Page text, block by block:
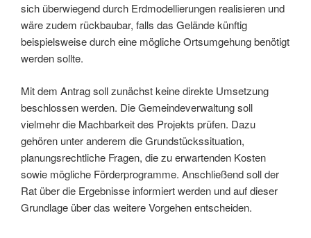
sich überwiegend durch Erdmodellierungen realisieren und
wäre zudem rückbaubar, falls das Gelände künftig
beispielsweise durch eine mögliche Ortsumgehung benötigt
werden sollte.
Mit dem Antrag soll zunächst keine direkte Umsetzung
beschlossen werden. Die Gemeindeverwaltung soll
vielmehr die Machbarkeit des Projekts prüfen. Dazu
gehören unter anderem die Grundstückssituation,
planungsrechtliche Fragen, die zu erwartenden Kosten
sowie mögliche Förderprogramme. Anschließend soll der
Rat über die Ergebnisse informiert werden und auf dieser
Grundlage über das weitere Vorgehen entscheiden.